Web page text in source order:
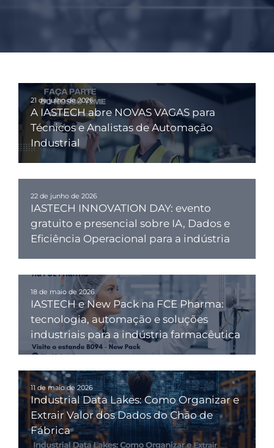
21 de julho de 2026
A IASTECH abre NOVAS VAGAS para
Técnicos e Analistas de Automação
Industrial
22 de junho de 2026
IASTECH INNOVATION DAY: evento
gratuito e presencial sobre IA, Dados e
Eficiência Operacional para a indústria
18 de maio de 2026
IASTECH e New Pack na FCE Pharma:
tecnologia, automação e soluções
industriais para a indústria farmacêutica
11 de maio de 2026
Industrial Data Lakes: Como Organizar e
Extrair Valor dos Dados do Chão de
Fábrica